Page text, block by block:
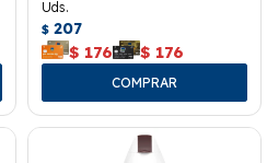
Uds.
$ 207
$ 176 $ 176